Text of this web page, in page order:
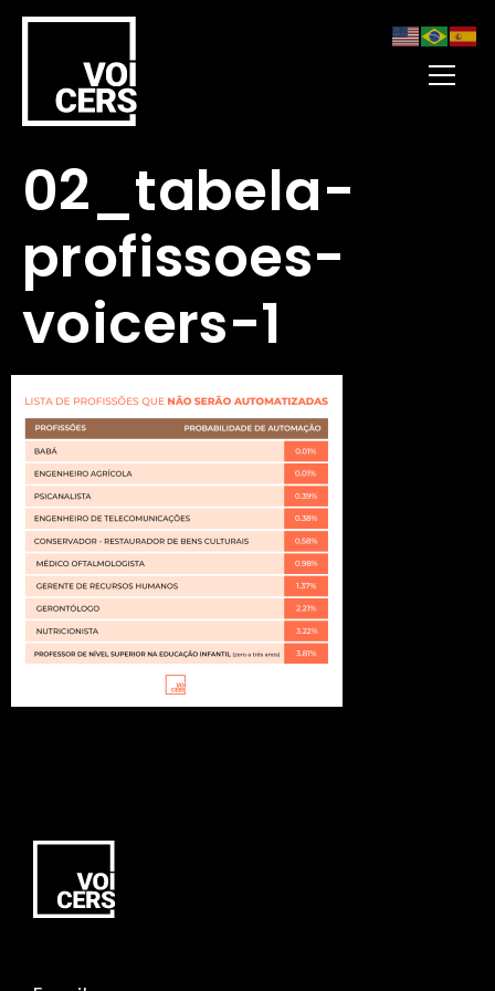
02_tabela-
profissoes-
voicers-1